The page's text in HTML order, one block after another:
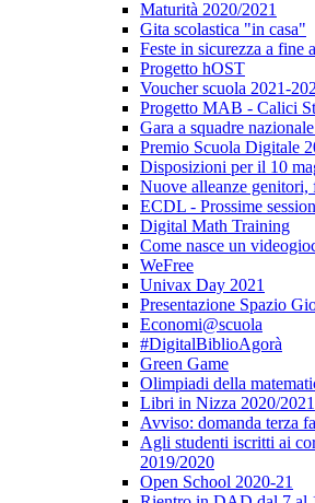
Maturità 2020/2021
Gita scolastica "in casa"
Feste in sicurezza a fine
Progetto hOST
Voucher scuola 2021-
Progetto MAB - Calici
Gara a squadre
Premio Scuola Digitale
Disposizioni per il 10
Nuove alleanze genitori,
ECDL - Prossime
Digital Math Training
Come nasce un
WeFree
Univax Day 2021
Presentazione Spazio
Economi@scuola
#DigitalBiblioAgorà
Green Game
Olimpiadi della
Libri in Nizza 2020/2021
Avviso: domanda terza
Agli studenti iscritti ai
2019/2020
Open School 2020-21